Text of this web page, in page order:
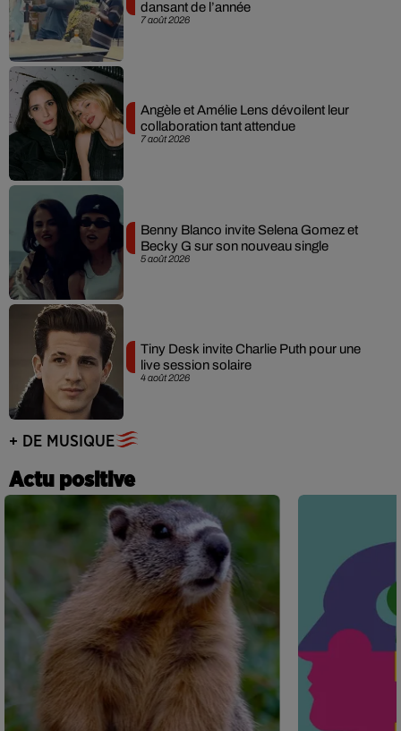
7 août 2026
dansant de l’année
7 août 2026
Angèle et Amélie Lens dévoilent leur
collaboration tant attendue
5 août 2026
Benny Blanco invite Selena Gomez et
Becky G sur son nouveau single
4 août 2026
Tiny Desk invite Charlie Puth pour une
live session solaire
+ DE MUSIQUE
Actu positive